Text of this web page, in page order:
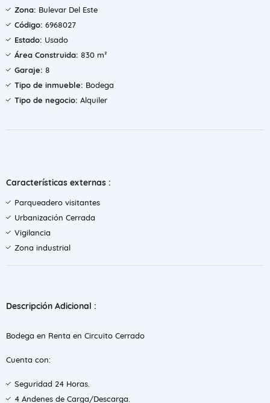
Zona: Bulevar Del Este
Código: 6968027
Estado: Usado
Área Construida: 830 m²
Garaje: 8
Tipo de inmueble: Bodega
Tipo de negocio: Alquiler
Características externas :
Parqueadero visitantes
Urbanización Cerrada
Vigilancia
Zona industrial
Descripción Adicional :
Bodega en Renta en Circuito Cerrado
Cuenta con:
Seguridad 24 Horas.
4 Andenes de Carga/Descarga.